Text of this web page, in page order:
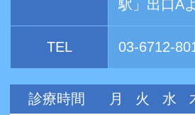
駅」出口A
TEL 03-6712-
診療時間 月 火 水